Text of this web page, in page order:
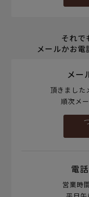
それで
メールかお電
メー
頂きました
順次メ
電
営業時